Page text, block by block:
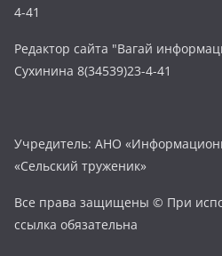
4-41
Редактор сайта "Вагай
Сухинина 8(34539)23-4-41
Учредитель: АНО
«Сельский труженик»
Все права защищены © При
ссылка обязательна